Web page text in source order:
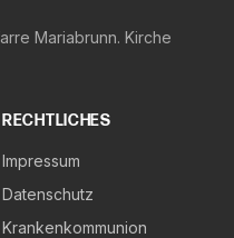
Mariabrunn. Kirche
RECHTLICHES
Impressum
Datenschutz
Krankenkommunion